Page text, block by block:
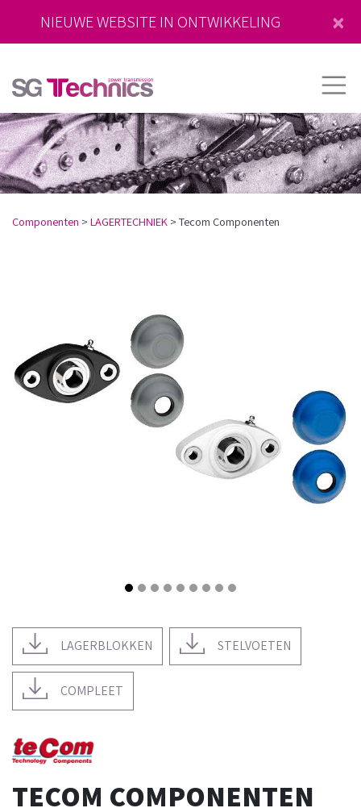
×
NIEUWE WEBSITE IN ONTWIKKELING
Componenten > LAGERTECHNIEK > Tecom Componenten
LAGERBLOKKEN STELVOETEN
COMPLEET
TECOM COMPONENTEN